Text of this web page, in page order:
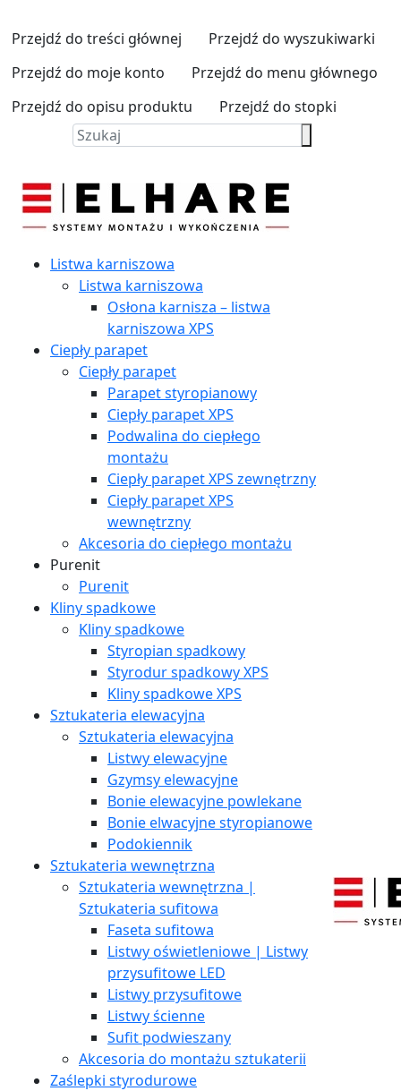
Przejdź do treści głównej
Przejdź do wyszukiwarki
Przejdź do moje konto
Przejdź do menu głównego
Przejdź do opisu produktu
Przejdź do stopki
Listwa karniszowa
Listwa karniszowa
Osłona karnisza – listwa
karniszowa XPS
Ciepły parapet
Ciepły parapet
Parapet styropianowy
Ciepły parapet XPS
Podwalina do ciepłego
montażu
Ciepły parapet XPS zewnętrzny
Ciepły parapet XPS
wewnętrzny
Akcesoria do ciepłego montażu
Purenit
Purenit
Kliny spadkowe
Kliny spadkowe
Styropian spadkowy
Styrodur spadkowy XPS
Kliny spadkowe XPS
Sztukateria elewacyjna
Sztukateria elewacyjna
Listwy elewacyjne
Gzymsy elewacyjne
Bonie elewacyjne powlekane
Bonie elwacyjne styropianowe
Podokiennik
Sztukateria wewnętrzna
Sztukateria wewnętrzna |
Sztukateria sufitowa
Faseta sufitowa
Listwy oświetleniowe | Listwy
przysufitowe LED
Listwy przysufitowe
Listwy ścienne
Sufit podwieszany
Akcesoria do montażu sztukaterii
Zaślepki styrodurowe